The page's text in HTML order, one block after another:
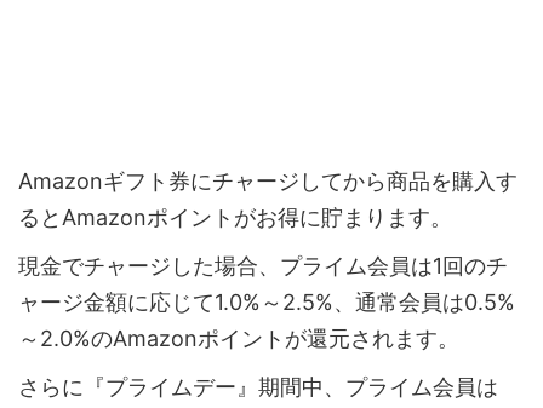
Amazonギフト券にチャージしてから商品を購入す
るとAmazonポイントがお得に貯まります。
現金でチャージした場合、プライム会員は1回のチ
ャージ金額に応じて1.0%～2.5%、通常会員は0.5%
～2.0%のAmazonポイントが還元されます。
さらに『プライムデー』期間中、プライム会員は